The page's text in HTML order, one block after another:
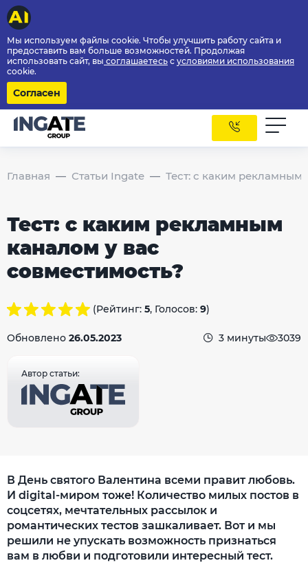
Мы используем файлы cookie. Чтобы улучшить работу сайта и
предоставить вам больше возможностей. Продолжая
использовать сайт, вы соглашаетесь с условиями использования
cookie.
Согласен
Главная Статьи Ingate Тест: с каким рекламным
Тест: с каким рекламным
каналом у вас
совместимость?
(Рейтинг: 5, Голосов: 9)
Обновлено 26.05.2023 3 минуты 3039
Автор статьи:
В День святого Валентина всеми правит любовь.
И digital-миром тоже! Количество милых постов в
соцсетях, мечтательных рассылок и
романтических тестов зашкаливает. Вот и мы
решили не упускать возможность признаться
вам в любви и подготовили интересный тест.